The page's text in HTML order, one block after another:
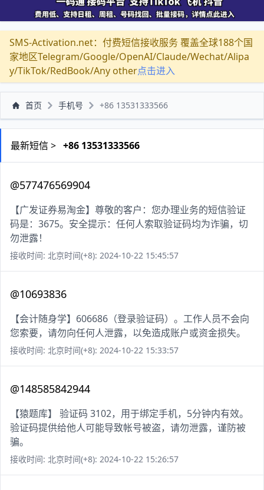
SMS-Activation.net：付费短信接收服务 覆盖全球188个国
家地区Telegram/Google/OpenAI/Claude/Wechat/Alipa
y/TikTok/RedBook/Any other点击进入
首页 手机号 +86 13531333566
最新短信 > +86 13531333566
@577476569904
【广发证券易淘金】尊敬的客户：您办理业务的短信验证
码是：3675。安全提示：任何人索取验证码均为诈骗，切
勿泄露！
接收时间: 北京时间(+8): 2024-10-22 15:45:57
@10693836
【会计随身学】606686（登录验证码）。工作人员不会向
您索要，请勿向任何人泄露，以免造成账户或资金损失。
接收时间: 北京时间(+8): 2024-10-22 15:33:57
@148585842944
【猿题库】 验证码 3102，用于绑定手机，5分钟内有效。
验证码提供给他人可能导致帐号被盗，请勿泄露，谨防被
骗。
接收时间: 北京时间(+8): 2024-10-22 15:26:57